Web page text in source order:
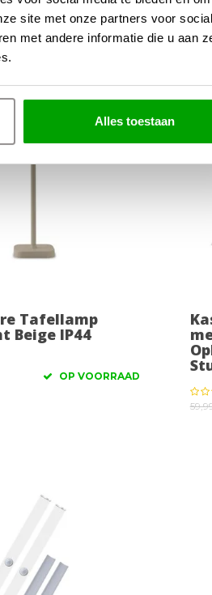
site met onze partners voor social
met andere informatie die u aan
Alles toestaan
OP VOORRAAD 49,95
Tafellamp
Beige IP44
OP VOORRAAD
-